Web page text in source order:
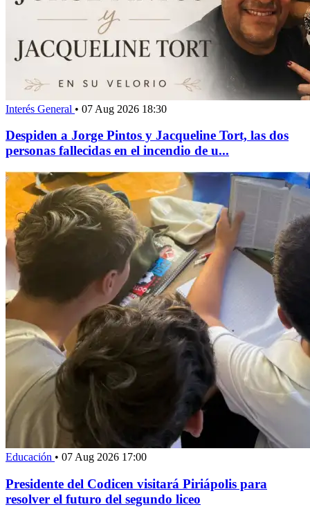
Interés General • 07 Aug 2026 18:30
Despiden a Jorge Pintos y Jacqueline Tort, las dos
personas fallecidas en el incendio de u...
Educación • 07 Aug 2026 17:00
Presidente del Codicen visitará Piriápolis para
resolver el futuro del segundo liceo